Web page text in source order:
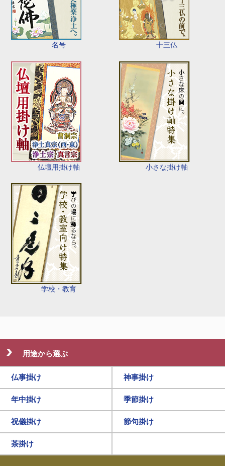
名号 十三仏
仏壇用掛け軸 小さな掛け軸
学校・教育
用途から選ぶ
仏事掛け 神事掛け
年中掛け 季節掛け
祝儀掛け 節句掛け
茶掛け